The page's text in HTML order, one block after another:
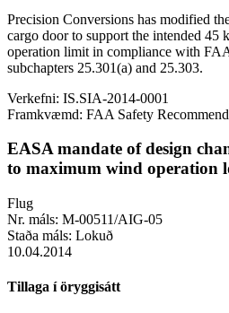
Precision Conversions has modified
cargo door to support the intended 45
operation limit in compliance with
subchapters 25.301(a) and 25.303.
Verkefni: IS.SIA-2014-0001
Framkvæmd: FAA Safety
EASA mandate of design
to maximum wind operation
Flug
Nr. máls: M-00511/AIG-05
Staða máls: Lokuð
10.04.2014
Tillaga í öryggisátt